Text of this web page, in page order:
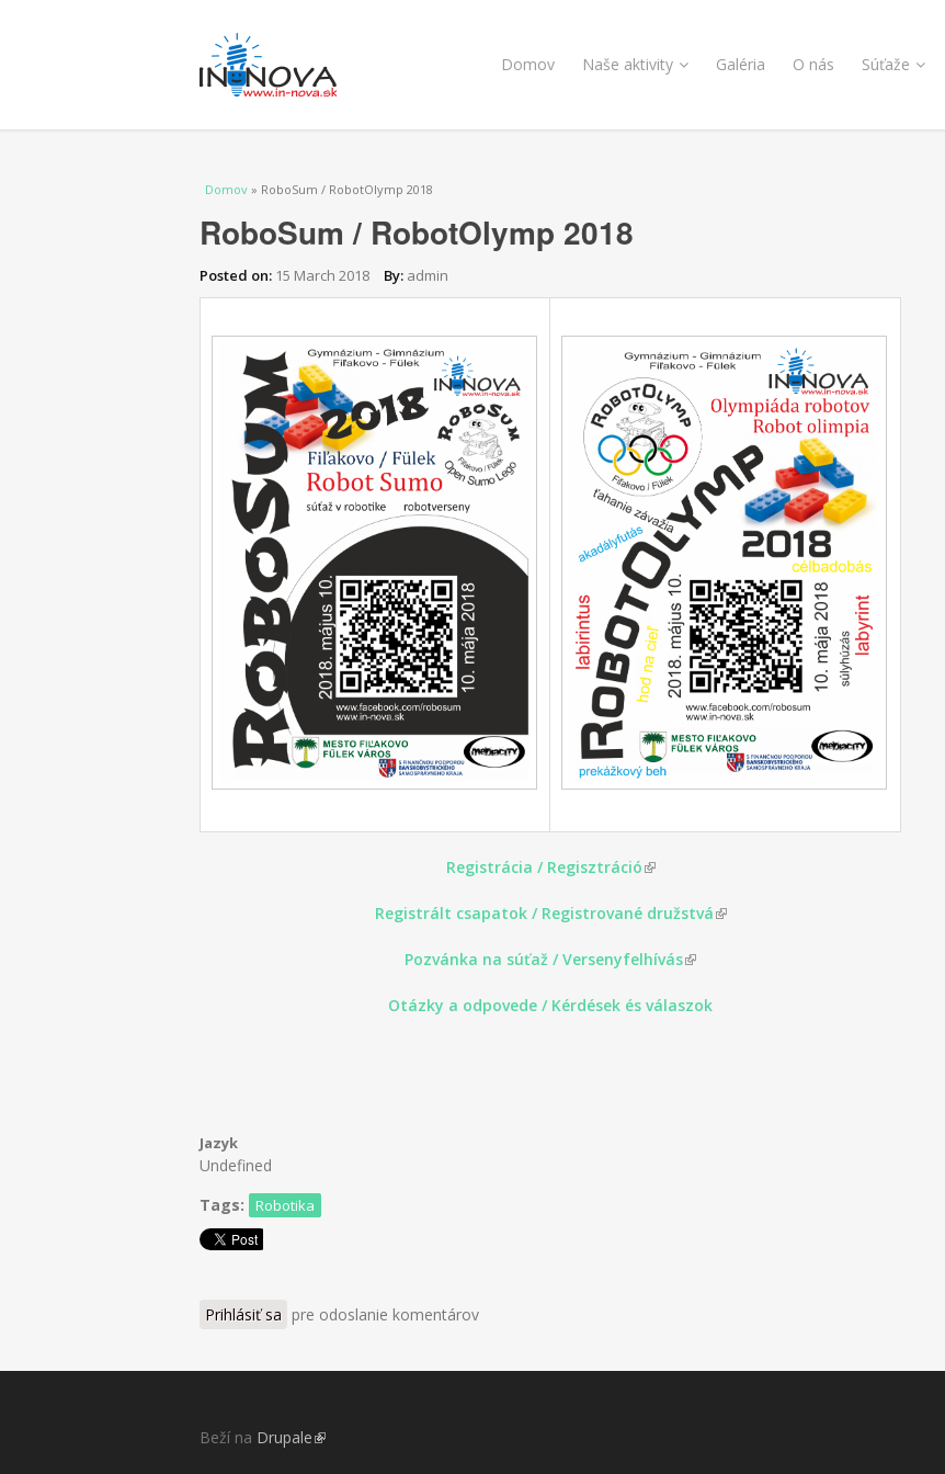
Domov Naše aktivity Galéria O nás Súťaže
Nachádzate sa tu
Domov » RoboSum / RobotOlymp 2018
RoboSum / RobotOlymp 2018
Posted on: 15 March 2018 By: admin
Registrácia / Regisztráció(link is external)
Registrált csapatok / Registrované družstvá(link is external)
Pozvánka na súťaž / Versenyfelhívás(link is external)
Otázky a odpovede / Kérdések és válaszok
Jazyk
Undefined
Tags:
Robotika
Prihlásiť sa pre odoslanie komentárov
Beží na Drupale(link is external)